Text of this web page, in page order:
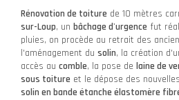
Rénovation de toiture de 10 mètres
sur-Loup, un bâchage d'urgence fut
pluies, on procède au retrait des
l'aménagement du solin, la création
accès au comble, la pose de laine de
sous toiture et le dépose des nouvelles
solin en bande étanche élastomère